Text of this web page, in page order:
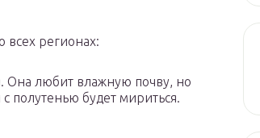
всех регионах:
Она любит влажную почву, но
полутенью будет мириться.